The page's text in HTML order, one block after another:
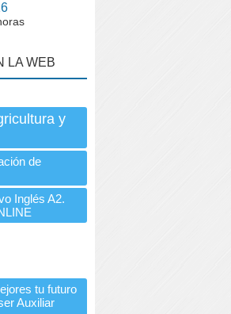
LA WEB
y
de
Inglés A2.
tu futuro
Auxiliar